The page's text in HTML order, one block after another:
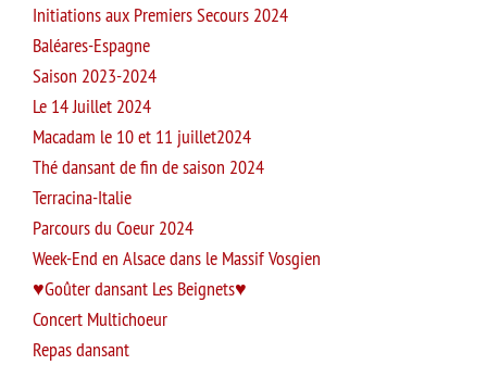
Initiations aux Premiers Secours 2024
Baléares-Espagne
Saison 2023-2024
Le 14 Juillet 2024
Macadam le 10 et 11 juillet2024
Thé dansant de fin de saison 2024
Terracina-Italie
Parcours du Coeur 2024
Week-End en Alsace dans le Massif Vosgien
Goûter dansant Les Beignets
Concert Multichoeur
Repas dansant